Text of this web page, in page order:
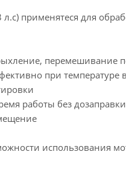
применятеся для
перемешивание
при температуре
работы без дозаправки
использования